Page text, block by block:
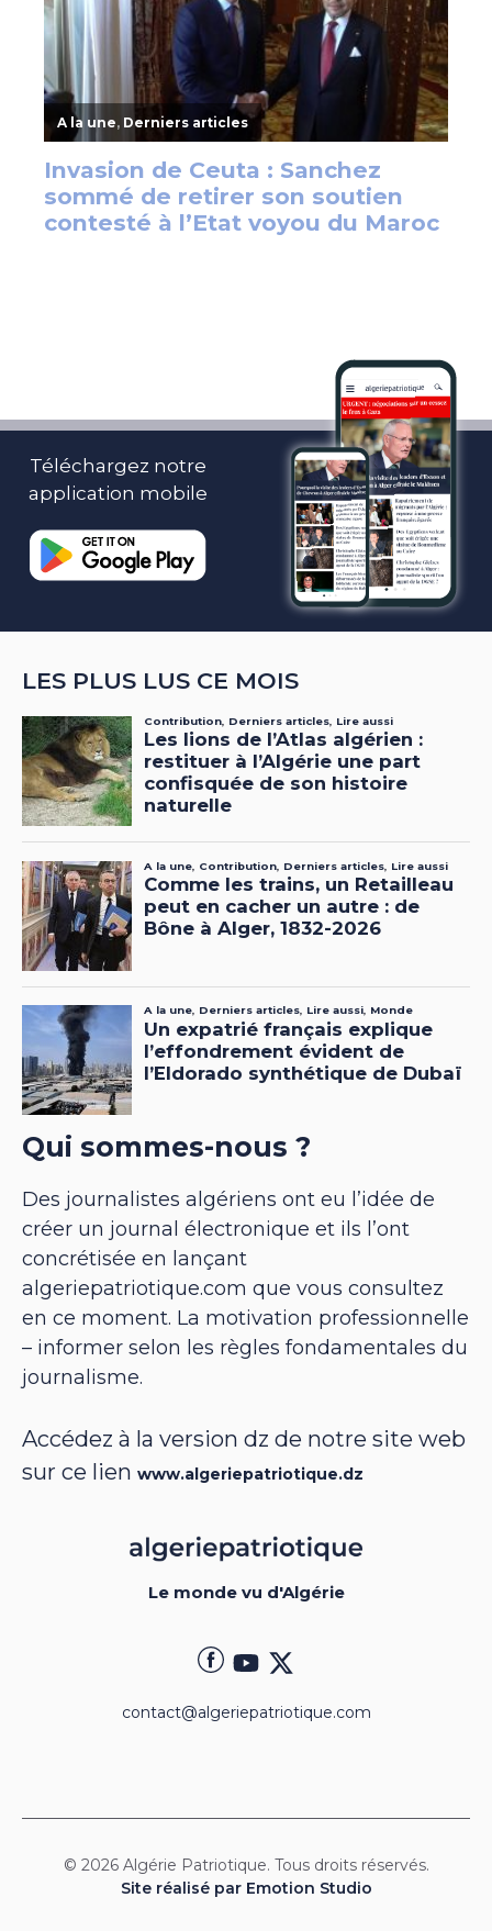
Téléchargez notre
application mobile
LES PLUS LUS CE MOIS
Qui sommes-nous ?
Des journalistes algériens ont eu l’idée de
créer un journal électronique et ils l’ont
concrétisée en lançant
algeriepatriotique.com que vous consultez
en ce moment. La motivation professionnelle
– informer selon les règles fondamentales du
journalisme.
Accédez à la version dz de notre site web
sur ce lien www.algeriepatriotique.dz
Le monde vu d'Algérie
contact@algeriepatriotique.com
© 2026 Algérie Patriotique. Tous droits réservés.
Site réalisé par Emotion Studio